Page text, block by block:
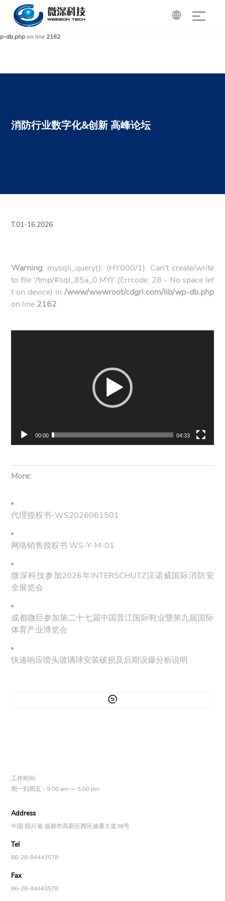
Warning: mysqli_query(): (HY000/1): Can't create/write to file '/tmp/#sql_85a_0.MYI'
(Errcode: 28 - No space left on device) in
p-db.phpon line 2162

消防行业数字化&创新 高峰论坛
T.01-16,2026
Warning: mysqli_query(): (HY000/1): Can't create/write
to file '/tmp/#sql_85a_0.MYI' (Errcode: 28 - No space lef
t on device) in /www/wwwroot/cdgri.com/lib/wp-db.php
on line 2162
00:00 04:33
More:
代理授权书-WS2026061501
网络销售授权书 WS-Y-M-01
微深科技参加2026年INTERSCHUTZ汉诺威国际消防安
全展览会
成都微巨参加第二十七届中国晋江国际鞋业暨第九届国际
体育产业博览会
快速响应喷头玻璃球安装破损及后期误爆分析说明

工作时间:
周一到周五 - 9:00 am — 5:00 pm
Address
中国·四川省·成都市高新区西区迪康大道38号
Tel
86-28-84443578
Fax
86-28-84443578